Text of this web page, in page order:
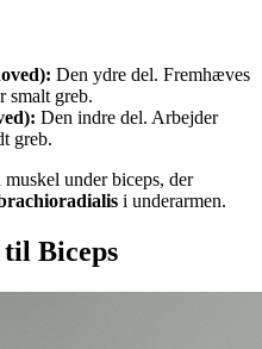
Den ydre del. Fremhæves
smalt greb.
Den indre del. Arbejder
greb.
under biceps, der
i underarmen.
til Biceps